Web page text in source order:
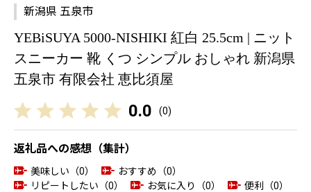
新潟県 五泉市
YEBiSUYA 5000-NISHIKI 紅白 25.5cm | ニット
スニーカー 靴 くつ シンプル おしゃれ 新潟県
五泉市 有限会社 恵比須屋
0.0 (0)
返礼品への感想（集計）
美味しい（0）
おすすめ（0）
リピートしたい（0）
お気に入り（0）
便利（0）